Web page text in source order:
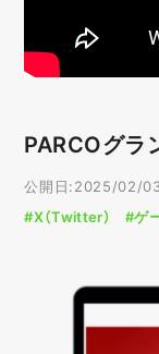
PARCOグラ
公開日:2025/02/
#X（Twitter）
#ゲ